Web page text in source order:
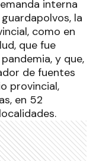
la importancia
interna
la
como en
que fue
y que,
de fuentes
en 52